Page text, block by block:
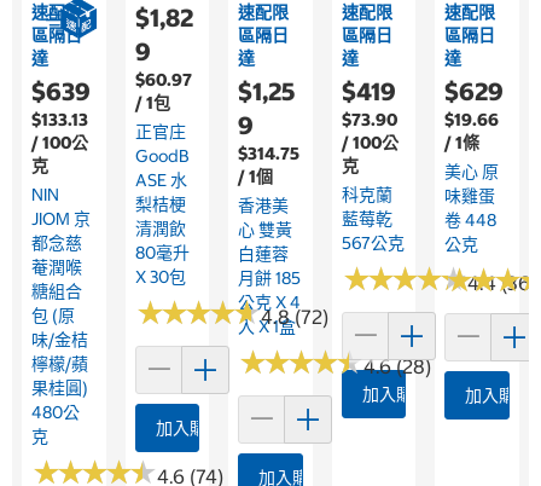
速配限
區隔日
達
$639
$133.13
/ 100公
克
NIN
JIOM 京
都念慈
菴潤喉
糖組合
包 (原
味/金桔
檸檬/蘋
果桂圓)
480公
克
★★★★★
★★★★★4.6 (74)
$1,82
9
$60.97
/ 1包
正官庄
GoodB
ASE 水
梨桔梗
清潤飲
80毫升
X 30包
★★★★★
★★★★★4.8 (72)
加入購物車
速配限
區隔日
達
$1,25
9
$314.75
/ 1個
香港美
心 雙黃
白蓮蓉
月餅 185
公克 X 4
入 X 1盒
★★★★★
★★★★★4.6 (28)
加入購物車
速配限
區隔日
達
$419
$73.90
/ 100公
克
科克蘭
藍莓乾
567公克
★★★★★
★★★★★4.4
加入購物車
速配限
區隔日
達
$629
$19.66
/ 1條
美心 原
味雞蛋
卷 448
公克
★★★
★★★
加入購物